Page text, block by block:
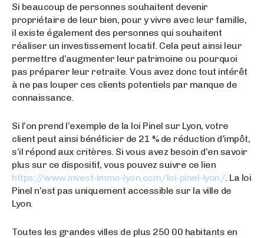
Si beaucoup de personnes souhaitent devenir
propriétaire de leur bien, pour y vivre avec leur famille,
il existe également des personnes qui souhaitent
réaliser un investissement locatif. Cela peut ainsi leur
permettre d’augmenter leur patrimoine ou pourquoi
pas préparer leur retraite. Vous avez donc tout intérêt
à ne pas louper ces clients potentiels par manque de
connaissance.
Si l’on prend l’exemple de la loi Pinel sur Lyon, votre
client peut ainsi bénéficier de 21 % de réduction d’impôt,
s’il répond aux critères. Si vous avez besoin d’en savoir
plus sur ce dispositif, vous pouvez suivre ce lien
https://www.invest-immo-lyon.com/loi-pinel-lyon/ . La loi
Pinel n’est pas uniquement accessible sur la ville de
Lyon.
Toutes les grandes villes de plus 250 00 habitants en